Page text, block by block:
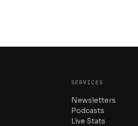
SERVICES
Newsletters
Podcasts
Live Stats